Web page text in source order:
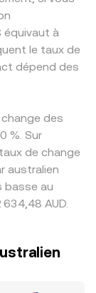
équivaut à
le taux de
dépend des
des
%. Sur
de change
australien
basse au
AUD.